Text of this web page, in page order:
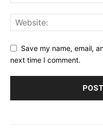
Save my name, email,
next time I comment.